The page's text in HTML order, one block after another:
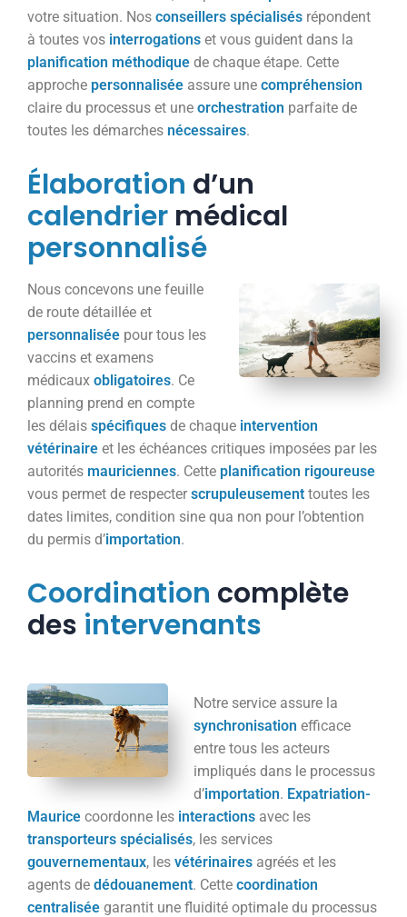
votre situation. Nos conseillers spécialisés répondent
à toutes vos interrogations et vous guident dans la
planification méthodique de chaque étape. Cette
approche personnalisée assure une compréhension
claire du processus et une orchestration parfaite de
toutes les démarches nécessaires.
Élaboration d’un
calendrier médical
personnalisé
Nous concevons une feuille
de route détaillée et
personnalisée pour tous les
vaccins et examens
médicaux obligatoires. Ce
planning prend en compte
les délais spécifiques de chaque intervention
vétérinaire et les échéances critiques imposées par les
autorités mauriciennes. Cette planification rigoureuse
vous permet de respecter scrupuleusement toutes les
dates limites, condition sine qua non pour l’obtention
du permis d’importation.
Coordination complète
des intervenants
Notre service assure la
synchronisation efficace
entre tous les acteurs
impliqués dans le processus
d’importation. Expatriation-
Maurice coordonne les interactions avec les
transporteurs spécialisés, les services
gouvernementaux, les vétérinaires agréés et les
agents de dédouanement. Cette coordination
centralisée garantit une fluidité optimale du processus